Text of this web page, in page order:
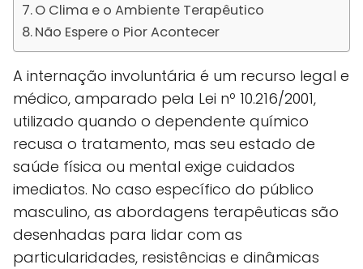
O Clima e o Ambiente Terapêutico
Não Espere o Pior Acontecer
A internação involuntária é um recurso legal e
médico, amparado pela Lei nº 10.216/2001,
utilizado quando o dependente químico
recusa o tratamento, mas seu estado de
saúde física ou mental exige cuidados
imediatos. No caso específico do público
masculino, as abordagens terapêuticas são
desenhadas para lidar com as
particularidades, resistências e dinâmicas